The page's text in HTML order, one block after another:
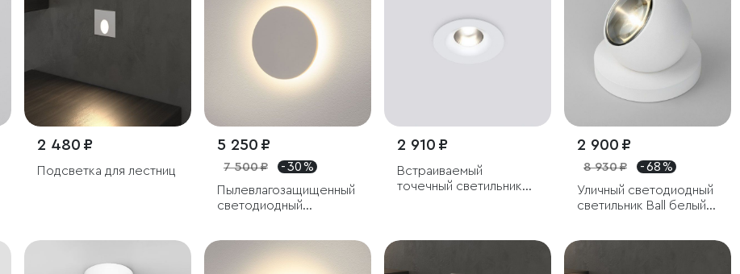
2 480 ₽
Подсветка для лестниц
5 250 ₽
7 500 ₽
- 30 %
Пылевлагозащищенный
светодиодный
2 910 ₽
Встраиваемый
точечный светильник
2 900 ₽
8 930 ₽
- 68 %
Уличный светодиодный
светильник Ball белый